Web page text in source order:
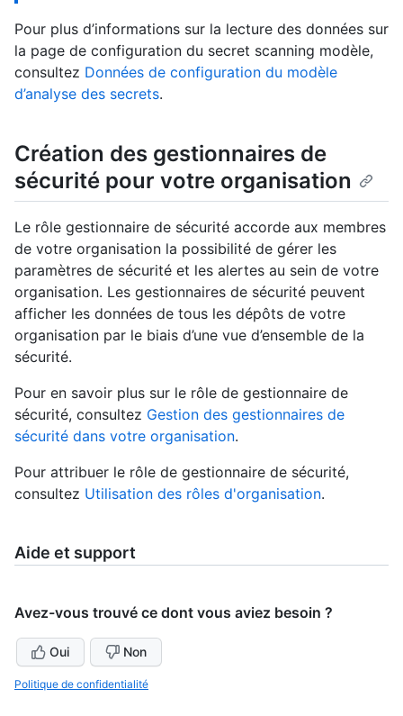
Pour plus d’informations sur la lecture des données sur
la page de configuration du secret scanning modèle,
consultez Données de configuration du modèle
d’analyse des secrets.
Création des gestionnaires de
sécurité pour votre organisation
Le rôle gestionnaire de sécurité accorde aux membres
de votre organisation la possibilité de gérer les
paramètres de sécurité et les alertes au sein de votre
organisation. Les gestionnaires de sécurité peuvent
afficher les données de tous les dépôts de votre
organisation par le biais d’une vue d’ensemble de la
sécurité.
Pour en savoir plus sur le rôle de gestionnaire de
sécurité, consultez Gestion des gestionnaires de
sécurité dans votre organisation.
Pour attribuer le rôle de gestionnaire de sécurité,
consultez Utilisation des rôles d'organisation.
Aide et support
Avez-vous trouvé ce dont vous aviez besoin ?
Oui Non
Politique de confidentialité